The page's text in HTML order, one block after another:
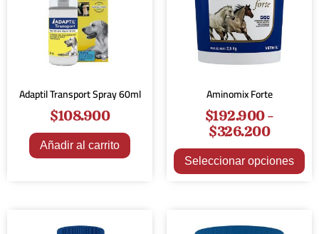
Adaptil Transport Spray 60ml
$108.900
Añadir al carrito
Aminomix Forte
$192.900-
$326.200
Seleccionar opciones